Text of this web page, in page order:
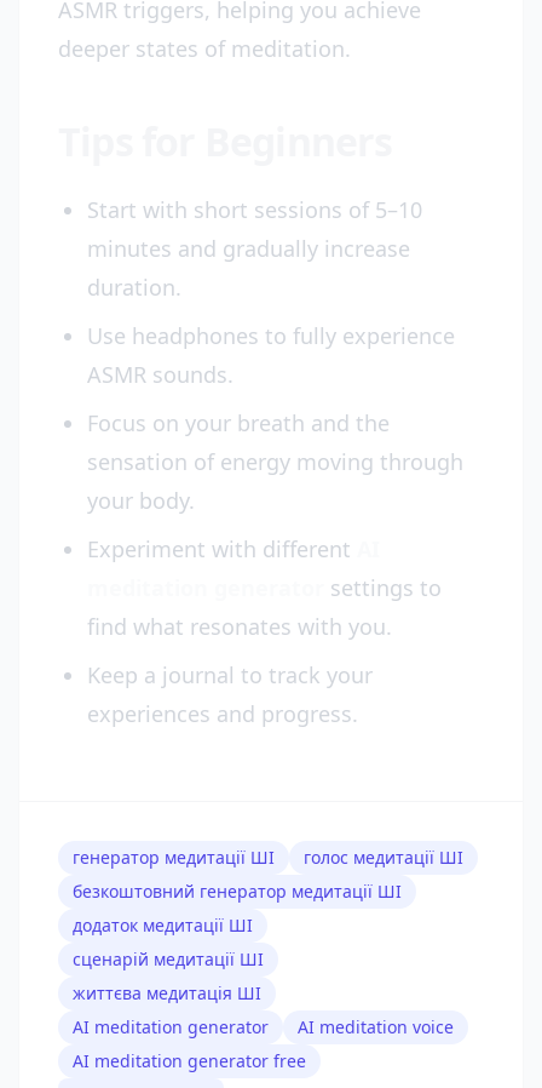
ASMR triggers, helping you achieve
deeper states of meditation.
Start with short sessions of 5–10
minutes and gradually increase
duration.
Use headphones to fully experience
ASMR sounds.
Focus on your breath and the
sensation of energy moving through
your body.
Experiment with different
settings to
find what resonates with you.
Keep a journal to track your
experiences and progress.
генератор медитації ШІ
голос медитації ШІ
безкоштовний генератор медитації ШІ
додаток медитації ШІ
сценарій медитації ШІ
життєва медитація ШІ
AI meditation generator
AI meditation voice
AI meditation generator free